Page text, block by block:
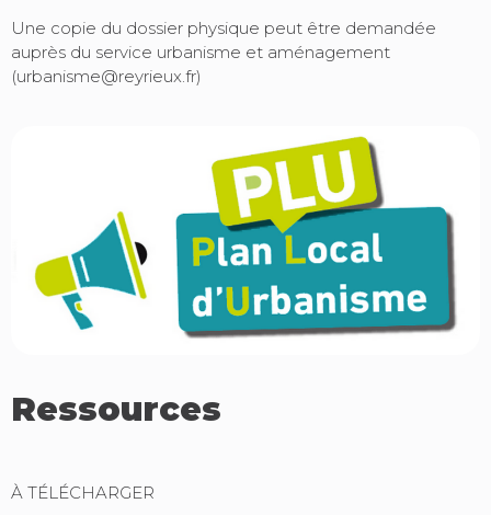
Une copie du dossier physique peut être demandée
auprès du service urbanisme et aménagement
(urbanisme@reyrieux.fr)
Ressources
À TÉLÉCHARGER